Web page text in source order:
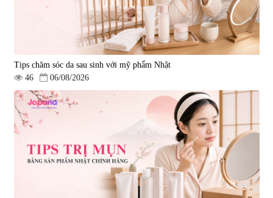
Tips chăm sóc da sau sinh với mỹ phẩm Nhật
46
06/08/2026